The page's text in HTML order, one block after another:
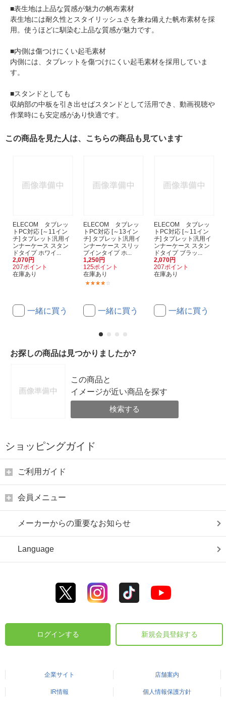
■表生地は上品な質感が魅力の帆布素材
表生地には耐久性とスタイリッシュさを兼ね備えた帆布素材を採
用。使うほどに馴染む上品な質感が魅力です。
■内側は傷つけにくい起毛素材
内側には、タブレットを傷つけにくい起毛素材を採用していま
す。
■スタンドとしても
収納部の中板を引き出せばスタンドとして活用でき、動画視聴や
作業時にも安定感があり快適です。
この商品を見た人は、こちらの商品も見ています
ELECOM タブレッ
トPC対応 [～11イン
チ] タブレット汎用イ
ンナーケース スタン
ドタイプ ホワイ...
2,070円
207ポイント
在庫あり
一緒に買う
ELECOM タブレッ
トPC対応 [～13イン
チ] タブレット汎用イ
ンナーケース スリッ
プインタイプ ホ...
1,250円
125ポイント
在庫あり
一緒に買う
ELECOM タブレッ
トPC対応 [～11イン
チ] タブレット汎用イ
ンナーケース スタン
ドタイプ ブラッ...
2,070円
207ポイント
在庫あり
一緒に買う
お探しの商品は見つかりましたか?
この商品と
イメージが近い商品を探す
検索する
ショッピングガイド
ご利用ガイド
会員メニュー
メーカーからの重要なお知らせ
Language
ログインする 新規会員登録する
企業サイト 店舗案内
IR情報 個人情報保護方針